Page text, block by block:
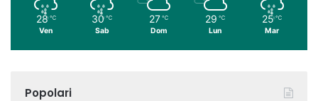
28 ℃
Ven
30 ℃
Sab
27 ℃
Dom
29 ℃
Lun
25 ℃
Mar
Popolari